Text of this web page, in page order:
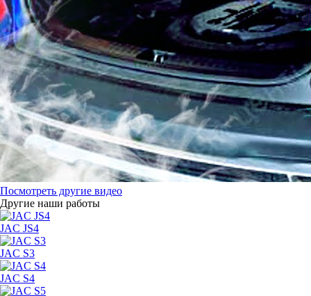
Посмотреть другие видео
Другие наши работы
JAC JS4
JAC S3
JAC S4